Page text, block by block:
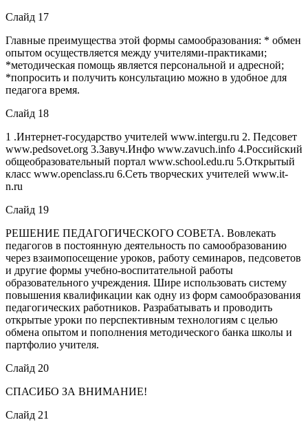
Слайд 17
Главные преимущества этой формы самообразования: * обмен
опытом осуществляется между учителями-практиками;
*методическая помощь является персональной и адресной;
*попросить и получить консультацию можно в удобное для
педагога время.
Слайд 18
1 .Интернет-государство учителей www.intergu.ru 2. Педсовет
www.pedsovet.org 3.Завуч.Инфо www.zavuch.info 4.Российский
общеобразовательный портал www.school.edu.ru 5.Открытый
класс www.openclass.ru 6.Сеть творческих учителей www.it-
n.ru
Слайд 19
РЕШЕНИЕ ПЕДАГОГИЧЕСКОГО СОВЕТА. Вовлекать
педагогов в постоянную деятельность по самообразованию
через взаимопосещение уроков, работу семинаров, педсоветов
и другие формы учебно-воспитательной работы
образовательного учреждения. Шире использовать систему
повышения квалификации как одну из форм самообразования
педагогических работников. Разрабатывать и проводить
открытые уроки по перспективным технологиям с целью
обмена опытом и пополнения методического банка школы и
партфолио учителя.
Слайд 20
СПАСИБО ЗА ВНИМАНИЕ!
Слайд 21